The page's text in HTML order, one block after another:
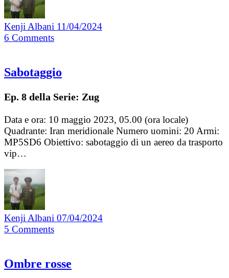
Kenji Albani 11/04/2024
6 Comments
Sabotaggio
Ep. 8 della Serie: Zug
Data e ora: 10 maggio 2023, 05.00 (ora locale)
Quadrante: Iran meridionale Numero uomini: 20 Armi:
MP5SD6 Obiettivo: sabotaggio di un aereo da trasporto
vip…
Kenji Albani 07/04/2024
5 Comments
Ombre rosse